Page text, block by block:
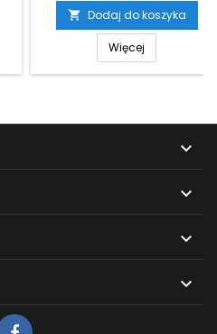
 Dodaj do koszyka
Więcej



